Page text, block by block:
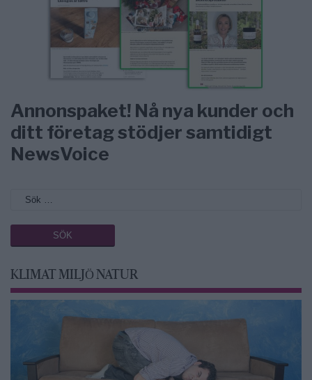
Annonspaket! Nå nya kunder och
ditt företag stödjer samtidigt
NewsVoice
KLIMAT MILJÖ NATUR